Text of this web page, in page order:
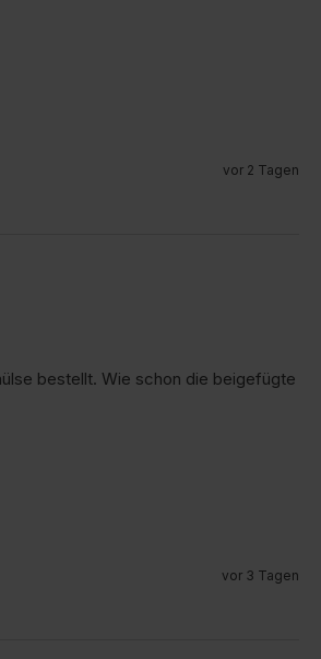
vor 2 Tagen
bestellt. Wie schon die beigefügte
vor 3 Tagen